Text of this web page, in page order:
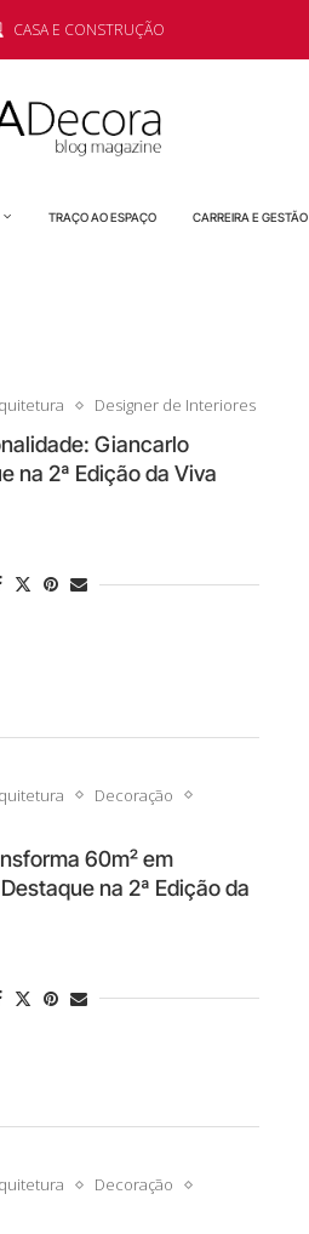
CASA E CONSTRUÇÃO
TRAÇO AO ESPAÇO CARREIRA E GESTÃO
Designer de Interiores
Giancarlo
na 2ª Edição da Viva
Decoração
60m² em
na 2ª Edição da
Decoração